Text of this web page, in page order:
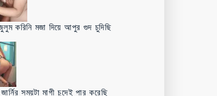
করিনি মজা দিয়ে আপুর গুদ চুদিছি
সময়টা মাগী চুদেই পার করেছি